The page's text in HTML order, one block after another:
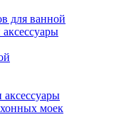
для ванной
моек